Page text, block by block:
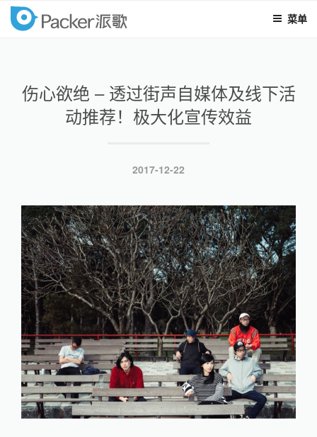
菜单
packer
伤心欲绝 – 透过街声自媒体及线下活
动推荐！极大化宣传效益
发
于
2017-12-22